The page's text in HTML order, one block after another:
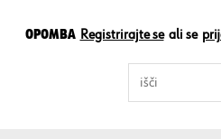
Opomba Registrirajte se ali se